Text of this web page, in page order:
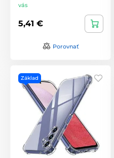
vás
5,41 €
Porovnať
Základ